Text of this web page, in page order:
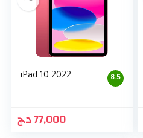
8.5
iPad 10 2022
77,000د.ج